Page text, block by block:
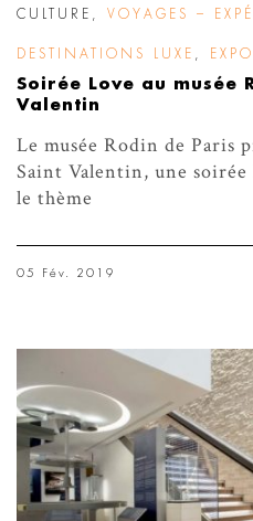
CULTURE VOYAGES –
DESTINATIONS LUXE
Soirée Love au musée
Valentin
Le musée Rodin de Paris
Saint Valentin, une
le thème
05 Fév. 2019